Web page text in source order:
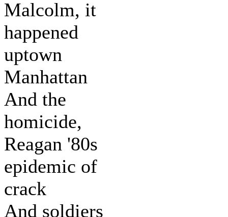
Malcolm, it
happened
uptown
Manhattan
And the
homicide,
Reagan '80s
epidemic of
crack
And soldiers